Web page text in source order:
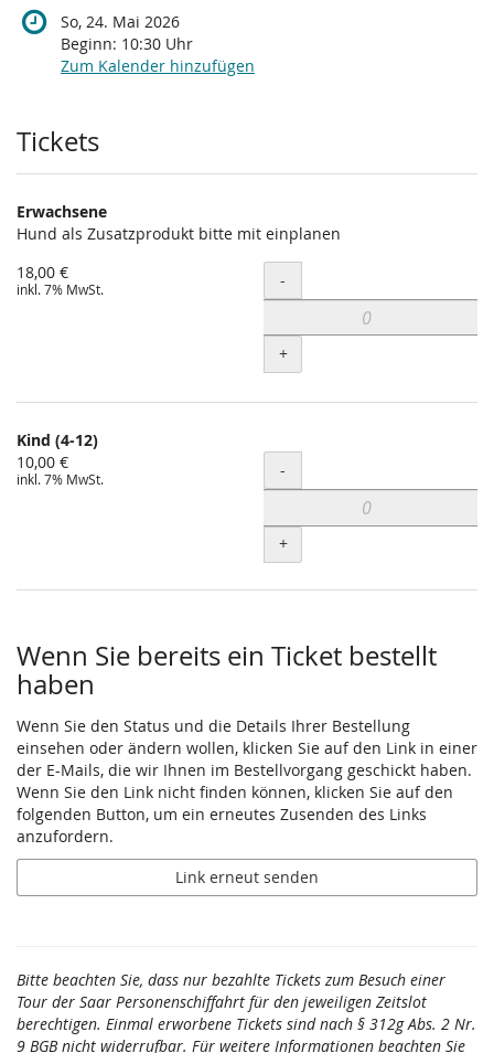
So, 24. Mai 2026
Beginn: 10:30 Uhr
Zum Kalender hinzufügen
Produkte
Tickets
Erwachsene
Hund als Zusatzprodukt bitte mit einplanen
18,00 €
inkl. 7% MwSt. Menge
-
+
Kind (4-12)
10,00 €
inkl. 7% MwSt. Menge
-
+
Wenn Sie bereits ein Ticket bestellt
haben
Wenn Sie den Status und die Details Ihrer Bestellung
einsehen oder ändern wollen, klicken Sie auf den Link in einer
der E-Mails, die wir Ihnen im Bestellvorgang geschickt haben.
Wenn Sie den Link nicht finden können, klicken Sie auf den
folgenden Button, um ein erneutes Zusenden des Links
anzufordern.
Link erneut senden
Bitte beachten Sie, dass nur bezahlte Tickets zum Besuch einer
Tour der Saar Personenschiffahrt für den jeweiligen Zeitslot
berechtigen. Einmal erworbene Tickets sind nach § 312g Abs. 2 Nr.
9 BGB nicht widerrufbar. Für weitere Informationen beachten Sie